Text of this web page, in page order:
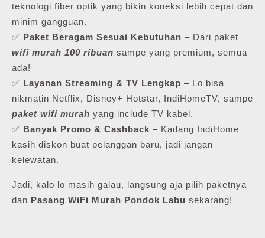
teknologi fiber optik yang bikin koneksi lebih cepat dan
minim gangguan.
✅ Paket Beragam Sesuai Kebutuhan – Dari paket
wifi murah 100 ribuan sampe yang premium, semua
ada!
✅ Layanan Streaming & TV Lengkap – Lo bisa
nikmatin Netflix, Disney+ Hotstar, IndiHomeTV, sampe
paket wifi murah yang include TV kabel.
✅ Banyak Promo & Cashback – Kadang IndiHome
kasih diskon buat pelanggan baru, jadi jangan
kelewatan.
Jadi, kalo lo masih galau, langsung aja pilih paketnya
dan Pasang WiFi Murah Pondok Labu sekarang!